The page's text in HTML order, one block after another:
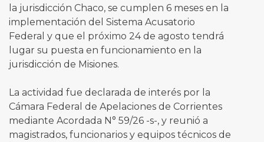
la jurisdicción Chaco, se cumplen 6 meses en la
implementación del Sistema Acusatorio
Federal y que el próximo 24 de agosto tendrá
lugar su puesta en funcionamiento en la
jurisdicción de Misiones.
La actividad fue declarada de interés por la
Cámara Federal de Apelaciones de Corrientes
mediante Acordada N° 59/26 -s-, y reunió a
magistrados, funcionarios y equipos técnicos de